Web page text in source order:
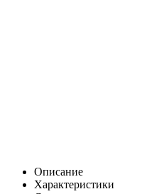
Описание
Характеристики